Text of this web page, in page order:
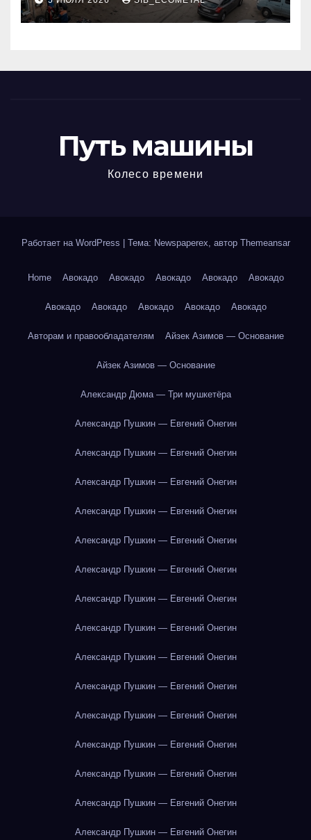
МКАД
Путь машины
Колесо времени
Работает на WordPress Тема: Newspaperex, автор Themeansar
Home Авокадо Авокадо Авокадо Авокадо Авокадо
Авокадо Авокадо Авокадо Авокадо Авокадо
Авторам и правообладателям Айзек Азимов — Основание
Айзек Азимов — Основание
Александр Дюма — Три мушкетёра
Александр Пушкин — Евгений Онегин
Александр Пушкин — Евгений Онегин
Александр Пушкин — Евгений Онегин
Александр Пушкин — Евгений Онегин
Александр Пушкин — Евгений Онегин
Александр Пушкин — Евгений Онегин
Александр Пушкин — Евгений Онегин
Александр Пушкин — Евгений Онегин
Александр Пушкин — Евгений Онегин
Александр Пушкин — Евгений Онегин
Александр Пушкин — Евгений Онегин
Александр Пушкин — Евгений Онегин
Александр Пушкин — Евгений Онегин
Александр Пушкин — Евгений Онегин
Александр Пушкин — Евгений Онегин